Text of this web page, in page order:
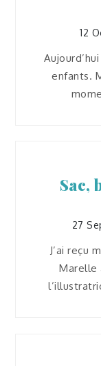
12
enfants.
Sac,
27
J’ai reçu
Marelle